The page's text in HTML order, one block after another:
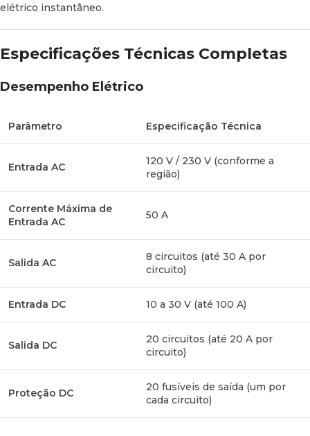
móveis)
Funcionamento
-20 °C a 45 °C
Operação
rotas de montanha)
Porquê Escolher o BLUETTI Epanel
para o seu Camper?
Escolher o BLUETTI Epanel significa apostar num sistema
elétrico mais ordenado, eficiente e fácil de gerir. É a opção
distribuição tradicionais por um único equipamento
compacto, reduzindo o cablagem e elevando a segurança
elétrico instantâneo.
Especificações Técnicas Completas
Desempenho Elétrico
Parâmetro Especificação Técnica
Entrada AC
120 V / 230 V (conforme a
região)
Corrente Máxima de
Entrada AC
50 A
Salida AC
8 circuitos (até 30 A por
circuito)
Entrada DC 10 a 30 V (até 100 A)
Salida DC
20 circuitos (até 20 A por
circuito)
Proteção DC
20 fusíveis de saída (um por
cada circuito)